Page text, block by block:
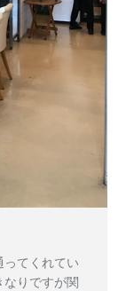
てくれてい
りですが関